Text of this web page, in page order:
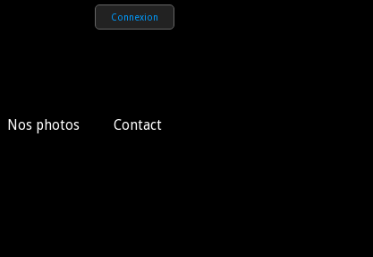
Connexion
Nos photos Contact